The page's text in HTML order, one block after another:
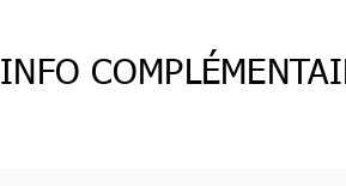
INFO